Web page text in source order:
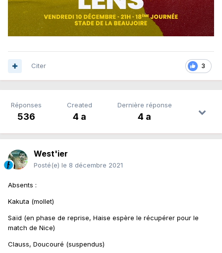
3
Citer
Réponses
536
Created
4 a
Dernière réponse
4 a
West'ier
Posté(e) le 8 décembre 2021
Absents :
Kakuta (mollet)
Saïd (en phase de reprise, Haise espère le récupérer pour le
match de Nice)
Clauss, Doucouré (suspendus)